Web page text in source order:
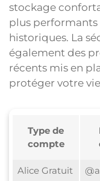
stockage
plus performants
historiques. La
également des
récents mis en
protéger votre
Type de
compte
Alice Gratuit